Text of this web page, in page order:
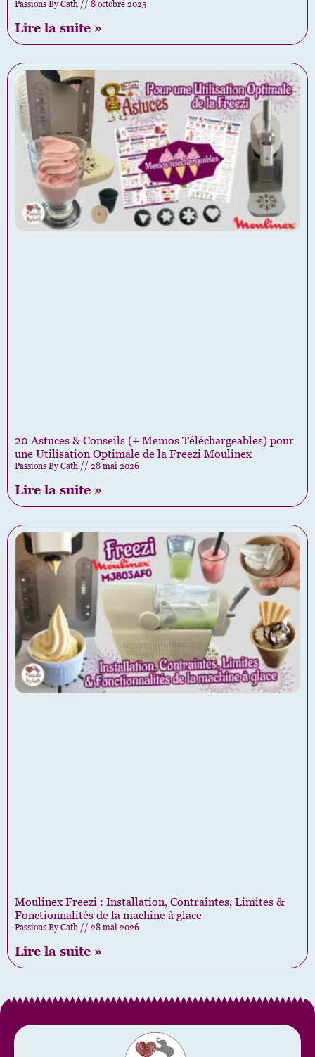
Passions By Cath 8 octobre 2025
Lire la suite »
20 Astuces & Conseils (+ Memos Téléchargeables) pour
une Utilisation Optimale de la Freezi Moulinex
Passions By Cath 28 mai 2026
Lire la suite »
Moulinex Freezi : Installation, Contraintes, Limites &
Fonctionnalités de la machine à glace
Passions By Cath 28 mai 2026
Lire la suite »